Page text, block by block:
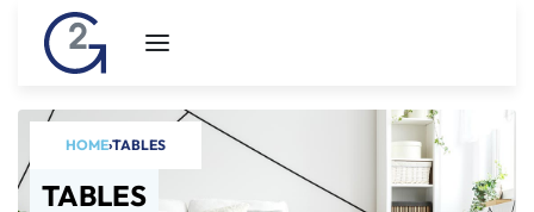
HOME›TABLES
TABLES